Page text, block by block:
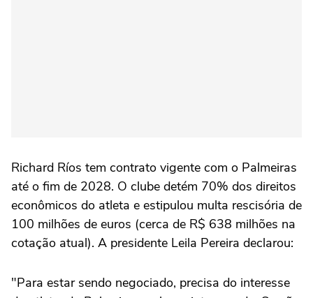
Richard Ríos tem contrato vigente com o Palmeiras
até o fim de 2028. O clube detém 70% dos direitos
econômicos do atleta e estipulou multa rescisória de
100 milhões de euros (cerca de R$ 638 milhões na
cotação atual). A presidente Leila Pereira declarou:
"Para estar sendo negociado, precisa do interesse